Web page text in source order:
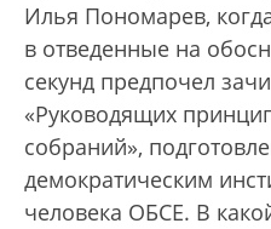
Илья Пономарев,
в отведенные на
секунд предпочел
«Руководящих
собраний»,
демократическим
человека ОБСЕ. В